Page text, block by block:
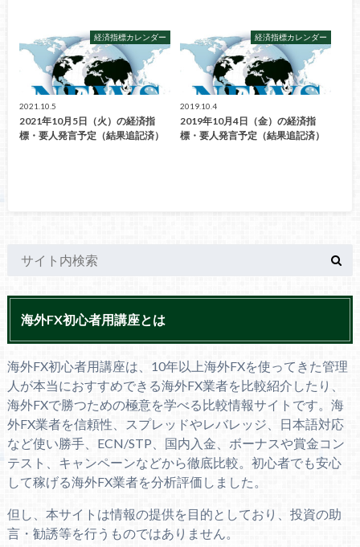
経済指標カレンダー
2021.10.5
2021年10月5日（火）の経済指
標・要人発言予定（結果追記済）
経済指標カレンダー
2019.10.4
2019年10月4日（金）の経済指
標・要人発言予定（結果追記済）
海外FX初心者用講座とは
海外FX初心者用講座は、10年以上海外FXを使ってきた管理
人が本当におすすめできる海外FX業者を比較紹介したり、
海外FXで勝つための極意を学べる比較情報サイトです。海
外FX業者を信頼性、スプレッドやレバレッジ、日本語対応
など使い勝手、ECN/STP、国内入金、ボーナスや賞金コン
テスト、キャンペーンなどから徹底比較。初心者でも安心
して稼げる海外FX業者を分析評価しました。
但し、本サイトは情報の提供を目的としており、投資の助
言・勧誘等を行うものではありません。